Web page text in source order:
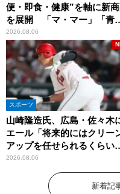
便・即食・健康”を軸に新
を展開 「マ・マー」「青
洞窟」ブランドを強化
2026.08.06
スポーツ
山崎隆造氏、広島・佐々木
エール「将来的にはクリー
アップを任せられるくらい
では成長して」
2026.08.06
新着記